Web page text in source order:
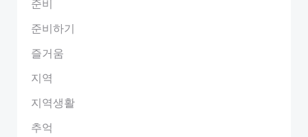
준비하기
즐거움
지역
지역생활
추억